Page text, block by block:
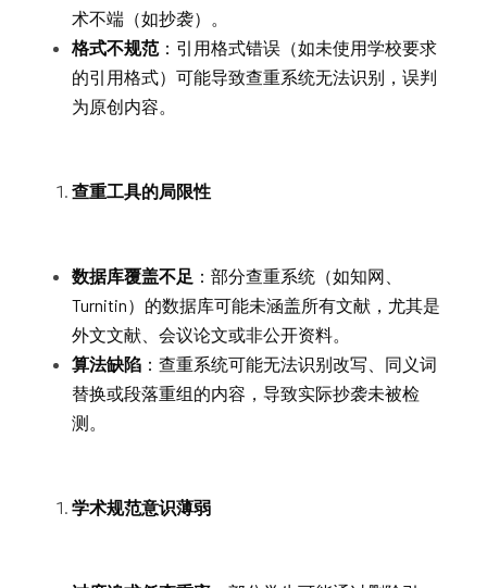
术不端（如抄袭）。
格式不规范：引用格式错误（如未使用学校要求
的引用格式）可能导致查重系统无法识别，误判
为原创内容。
查重工具的局限性
数据库覆盖不足 ：部分查重系统（如知网、
Turnitin）的数据库可能未涵盖所有文献，尤其是
外文文献、会议论文或非公开资料。
算法缺陷 ：查重系统可能无法识别改写、同义词
替换或段落重组的内容，导致实际抄袭未被检
测。
学术规范意识薄弱